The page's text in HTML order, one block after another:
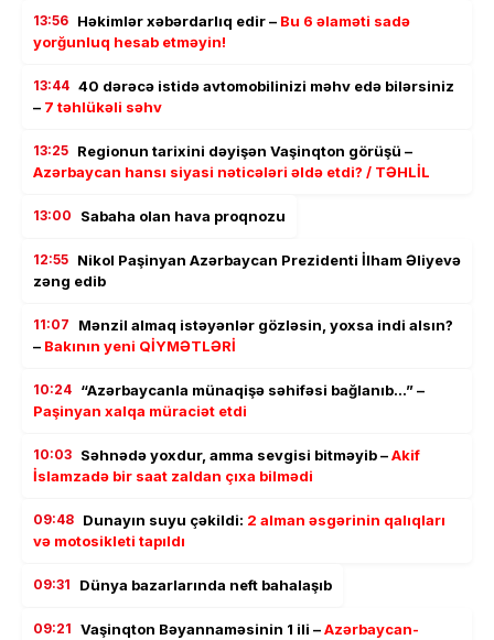
13:56 Həkimlər xəbərdarlıq edir – Bu 6 əlaməti sadə
yorğunluq hesab etməyin!
13:44 40 dərəcə istidə avtomobilinizi məhv edə bilərsiniz
– 7 təhlükəli səhv
13:25 Regionun tarixini dəyişən Vaşinqton görüşü –
Azərbaycan hansı siyasi nəticələri əldə etdi? / TƏHLİL
13:00 Sabaha olan hava proqnozu
12:55 Nikol Paşinyan Azərbaycan Prezidenti İlham Əliyevə
zəng edib
11:07
Mənzil almaq istəyənlər gözləsin, yoxsa indi alsın?
– Bakının yeni QİYMƏTLƏRİ
10:24 “Azərbaycanla münaqişə səhifəsi bağlanıb…” –
Paşinyan xalqa müraciət etdi
10:03 Səhnədə yoxdur, amma sevgisi bitməyib –Akif
İslamzadə bir saat zaldan çıxa bilmədi
09:48 Dunayın suyu çəkildi: 2 alman əsgərinin qalıqları
və motosikleti tapıldı
09:31 Dünya bazarlarında neft bahalaşıb
09:21 Vaşinqton Bəyannaməsinin 1 ili –Azərbaycan-